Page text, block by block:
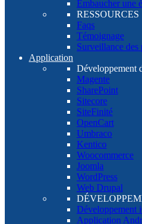
Embaucher une
RESSOURCES
Faqs
Témoignage
Surveillance des
Application
Développement
Magente
SharePoint
Sitecore
SiteFinité
OpenCart
Umbraco
Kentico
Woocommerce
Joomla
WordPress
Web Drupal
Développement
Application